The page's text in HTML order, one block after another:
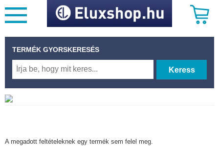
TERMÉK GYORSKERESÉS
Keress
A megadott feltételeknek egy termék sem felel meg.